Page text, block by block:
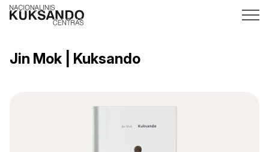
Jin Mok | Kuksando